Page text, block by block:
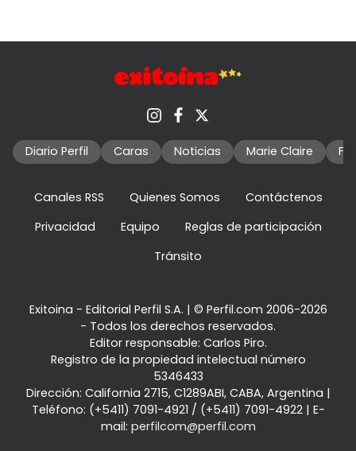
Diario Perfil Caras Noticias Marie Claire
Canales RSS Quienes Somos
Contáctenos
Privacidad
Equipo
Reglas de participación
Tránsito
Exitoina - Editorial Perfil S.A. | © Perfil.com 2006-2026
- Todos los derechos reservados.
Editor responsable: Carlos Piro.
Registro de la propiedad intelectual número
5346433
Dirección: California 2715, C1289ABI, CABA, Argentina |
Teléfono: (+5411) 7091-4921 / (+5411) 7091-4922| E-
mail: perfilcom@perfil.com